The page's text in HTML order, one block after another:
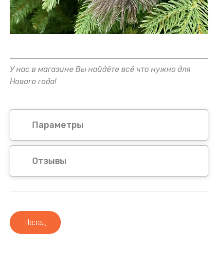
У нас в магазине Вы найдёте всё что нужно для
Нового года!
Параметры
Отзывы
Назад